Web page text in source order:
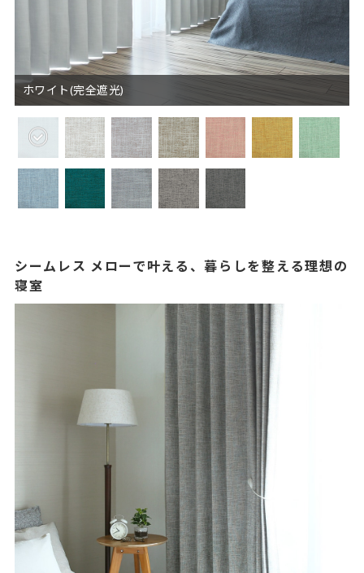
ホワイト(完全遮光)
シームレス メローで叶える、暮らしを整える理想の
寝室